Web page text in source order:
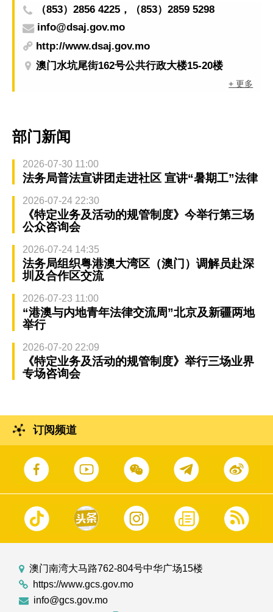
（853）2856 4225，（853）2859 5298
info@dsaj.gov.mo
http://www.dsaj.gov.mo
澳门水坑尾街162号公共行政大楼15-20楼
+ 更多
部门新闻
2026-07-30 11:00
法务局普法宣讲团走进社区 宣讲“暑期工”法律
2026-07-24 22:30
《特定业务及活动的规管制度》今举行第三场
公众咨询会
2026-07-24 14:35
法务局组织粤港澳大湾区（澳门）调解员赴深
圳及合作区交流
2026-07-23 11:00
“港澳与内地青年法律交流周”北京及新疆两地
举行
2026-07-20 22:09
《特定业务及活动的规管制度》举行三场业界
专场咨询会
订阅频道
澳门南湾大马路762-804号中华广场15楼
https://www.gcs.gov.mo
info@gcs.gov.mo